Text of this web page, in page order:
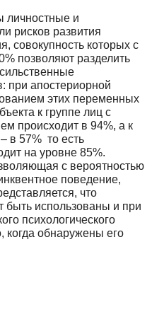
личностные и
рисков развития
совокупность которых с
позволяют разделить
при апостериорной
этих переменных
к группе лиц с
происходит в 94%, а к
в 57% то есть
на уровне 85%.
с вероятностью
поведение,
что
быть использованы и при
психологического
когда обнаружены его